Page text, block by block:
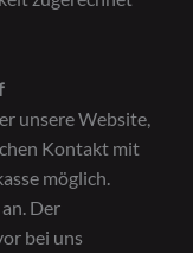
unsere Website,
Kontakt mit
möglich.
Der
bei uns